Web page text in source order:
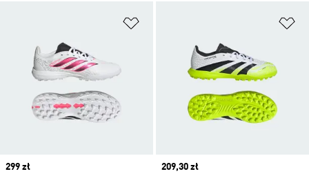
Price
299 zł
Current price
209,30 zł